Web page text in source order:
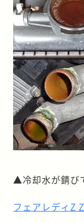
▲冷却水が錆び
フェアレディZ